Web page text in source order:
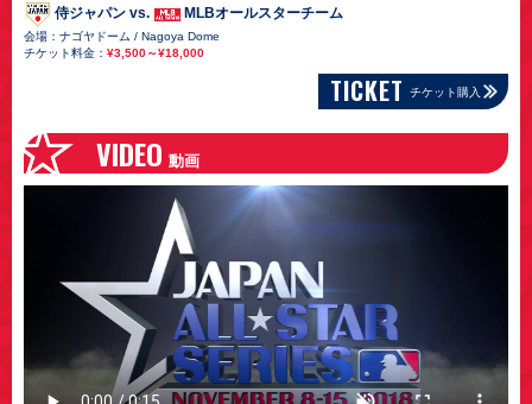
侍ジャパン vs. MLBオールスターチーム
会場：ナゴヤドーム / Nagoya Dome
チケット料金： ¥3,500～¥18,000
TICKET チケット購入
VIDEO 動画